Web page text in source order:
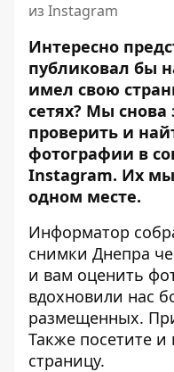
из Instagram
Интересно
публиковал бы
имел свою
сетях? Мы снова
проверить и
фотографии в
Instagram. Их мы
одном месте.
Информатор
снимки Днепра
и вам оценить
вдохновили нас
размещенных.
Также посетите
страницу.